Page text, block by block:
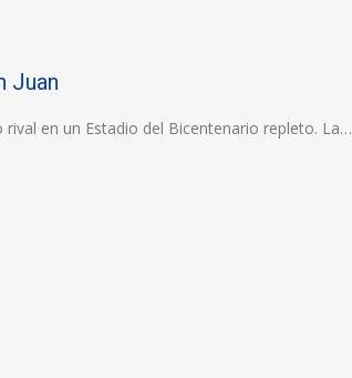
Juan
en un Estadio del Bicentenario repleto. La…